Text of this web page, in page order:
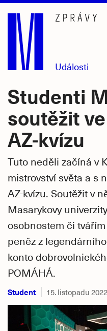
Přejít
hlavní
obsah
Události
Studenti
soutěžit
AZ-kvízu
Tuto neděli začíná v
mistrovství světa a s
AZ-kvízu. Soutěžit v
Masarykovy
osobnostem či
peněz z
konto
POMÁHÁ.
Student 15. listopadu 2022